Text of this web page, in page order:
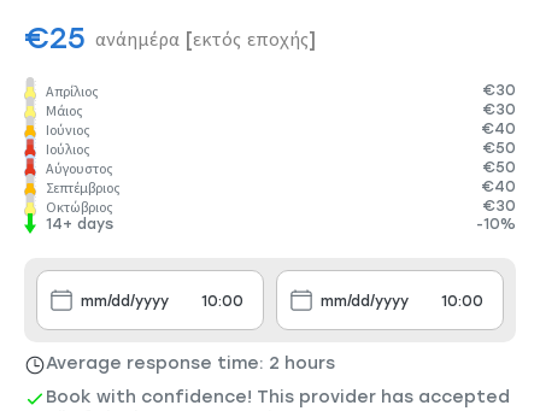
€25 ανάημέρα [εκτός εποχής]
Απρίλιος
€30
Μάιος
€30
Ιούνιος
€40
Ιούλιος
€50
Αύγουστος
€50
Σεπτέμβριος
€40
Οκτώβριος
€30
14+ days
-10%
Average response time: 2 hours
Book with confidence! This provider has accepted